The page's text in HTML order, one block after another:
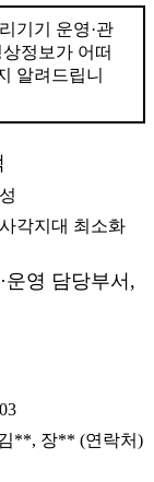
기기 운영·관
정보가 어떠
알려드립니
각지대 최소화
운영 담당부서,
**, 장** (연락처)